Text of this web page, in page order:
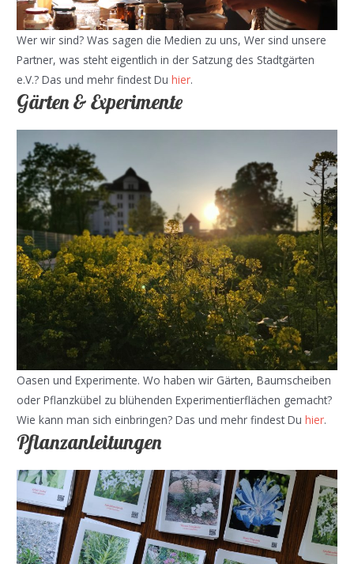
Wer wir sind? Was sagen die Medien zu uns, Wer sind unsere
Partner, was steht eigentlich in der Satzung des Stadtgärten
e.V.? Das und mehr findest Duhier.
Gärten & Experimente
Oasen und Experimente. Wo haben wir Gärten, Baumscheiben
oder Pflanzkübel zu blühenden Experimentierflächen gemacht?
Wie kann man sich einbringen? Das und mehr findest Duhier.
Pflanzanleitungen